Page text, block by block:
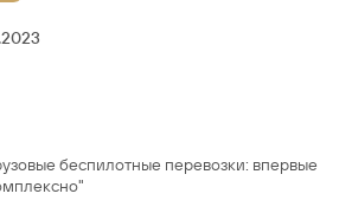
беспилотные перевозки: впервые